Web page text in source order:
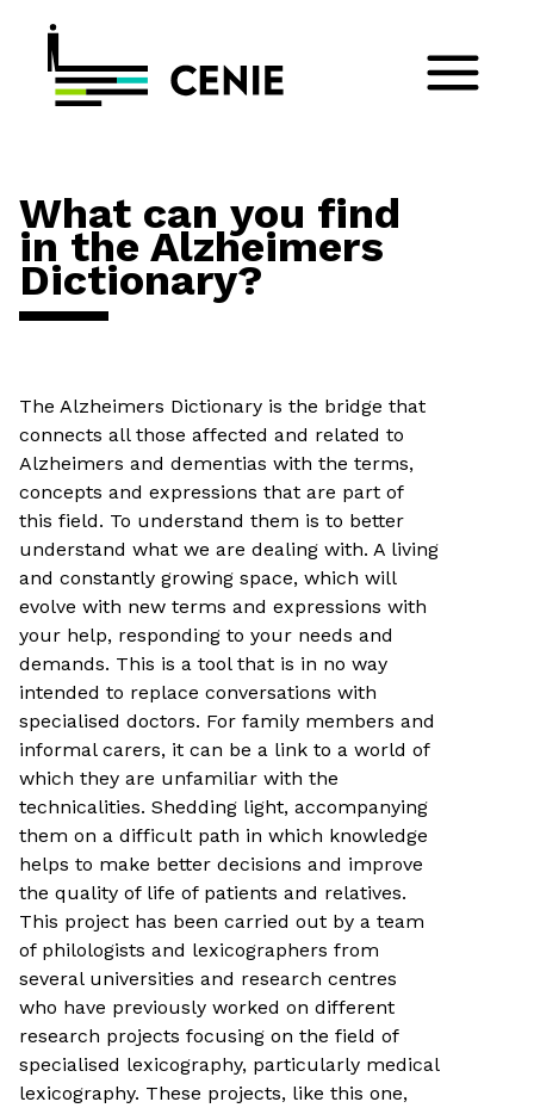
What can you find
in the Alzheimers
Dictionary?
The Alzheimers Dictionary is the bridge that
connects all those affected and related to
Alzheimers and dementias with the terms,
concepts and expressions that are part of
this field. To understand them is to better
understand what we are dealing with. A living
and constantly growing space, which will
evolve with new terms and expressions with
your help, responding to your needs and
demands. This is a tool that is in no way
intended to replace conversations with
specialised doctors. For family members and
informal carers, it can be a link to a world of
which they are unfamiliar with the
technicalities. Shedding light, accompanying
them on a difficult path in which knowledge
helps to make better decisions and improve
the quality of life of patients and relatives.
This project has been carried out by a team
of philologists and lexicographers from
several universities and research centres
who have previously worked on different
research projects focusing on the field of
specialised lexicography, particularly medical
lexicography. These projects, like this one,